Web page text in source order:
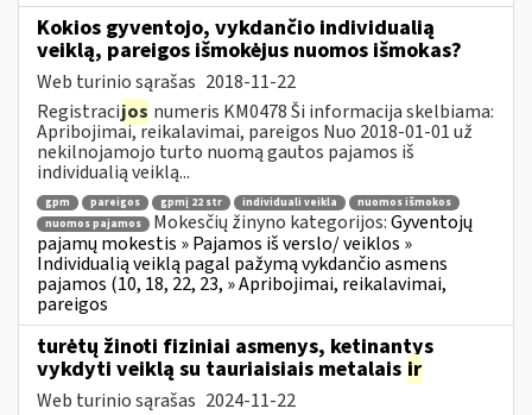
Kokios gyventojo, vykdančio individualią
veiklą, pareigos išmokėjus nuomos išmokas?
Web turinio sąrašas 2018-11-22
Registracijos numeris KM0478 Ši informacija skelbiama:
Apribojimai, reikalavimai, pareigos Nuo 2018-01-01 už
nekilnojamojo turto nuomą gautos pajamos iš
individualią veiklą...
gpm pareigos gpmį 22 str individuali veikla
nuomos išmokos
nuomos pajamos
Mokesčių žinyno kategorijos:Gyventojų
pajamų mokestis » Pajamos iš verslo/ veiklos »
Individualią veiklą pagal pažymą vykdančio asmens
pajamos (10, 18, 22, 23, » Apribojimai, reikalavimai,
pareigos
turėtų žinoti fiziniai asmenys, ketinantys
vykdyti veiklą su tauriaisiais metalais ir
Web turinio sąrašas 2024-11-22